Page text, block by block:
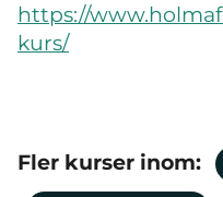
https://
kurs/
Fler kurser inom: